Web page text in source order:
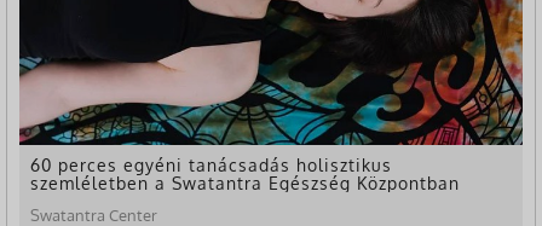
60 perces egyéni tanácsadás holisztikus
szemléletben a Swatantra Egészség Központban
Swatantra Center